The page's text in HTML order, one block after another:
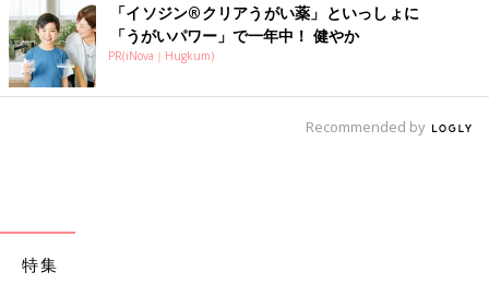
「イソジン®クリアうがい薬」といっしょに
「うがいパワー」で一年中！ 健やか
PR(iNova｜Hugkum)
Recommended by
特集